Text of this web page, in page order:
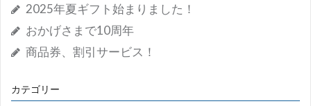
2025年夏ギフト始まりました！
おかげさまで10周年
商品券、割引サービス！
カテゴリー